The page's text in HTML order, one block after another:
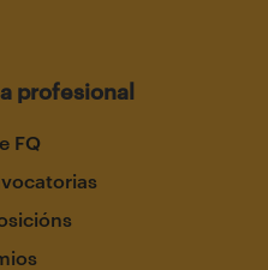
profesional
FQ